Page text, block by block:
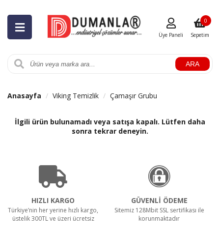
ARA
Üye Paneli Sepetim
0
Anasayfa Viking Temizlik Çamaşır Grubu
İlgili ürün bulunamadı veya satışa kapalı. Lütfen daha
sonra tekrar deneyin.
HIZLI KARGO
Türkiye’nin her yerine hızlı kargo,
üstelik 300TL ve üzeri ücretsiz
GÜVENLİ ÖDEME
Sitemiz 128Mbit SSL sertifikası ile
korunmaktadır